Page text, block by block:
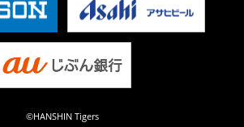
©HANSHIN Tigers